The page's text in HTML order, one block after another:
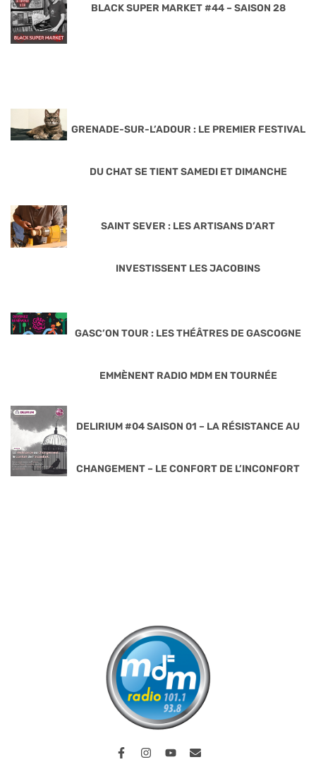
BLACK SUPER MARKET #44 – SAISON 28
GRENADE-SUR-L’ADOUR : LE PREMIER FESTIVAL
DU CHAT SE TIENT SAMEDI ET DIMANCHE
SAINT SEVER : LES ARTISANS D’ART
INVESTISSENT LES JACOBINS
GASC’ON TOUR : LES THÉÂTRES DE GASCOGNE
EMMÈNENT RADIO MDM EN TOURNÉE
DELIRIUM #04 SAISON 01 – LA RÉSISTANCE AU
CHANGEMENT – LE CONFORT DE L’INCONFORT